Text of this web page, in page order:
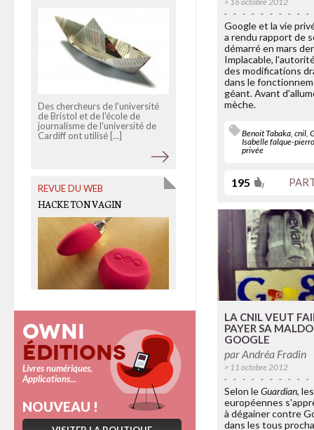
Google et la vie
a rendu rapport de
démarré en mars
Implacable,
des modifications
dans le
géant. Avant
mèche.
195
Benoit Tabaka,cnil,
Isabelle falque-
privée
LA CNIL VEUT
PAYER SA
GOOGLE
parAndréa Fradin
> 11 octobre 2012
Selon leGuardian,
européennes
à dégainer contre
dans les tous
Des chercheurs de l'université
de Bristol et de l'école de
journalisme de l'université de
Cardiff ont utilisé [...]
REVUE DU WEB
HACKE TON VAGIN
vibromasseur qui écoute votre
corps”, voilà l’utile objet DIY [...]
Il y a plusieurs mois, nous
reçu une copie de l'ordinateur
Takieddine. Là, nous [...]
Owni
Éditions
Livres numériques,
Applications...
NOUVEAU !